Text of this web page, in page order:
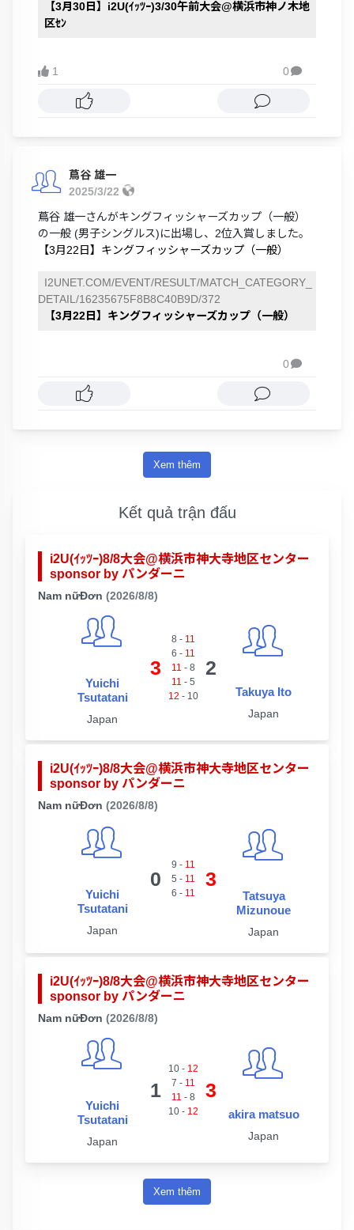
【3月30日】i2U(ｲｯﾂｰ)3/30午前大会@横浜市神ノ木地
区ｾﾝ
1 0
蔦谷 雄一
2025/3/22
蔦谷 雄一さんがキングフィッシャーズカップ（一般）
の一般 (男子シングルス)に出場し、2位入賞しました。
【3月22日】キングフィッシャーズカップ（一般）
I2UNET.COM/EVENT/RESULT/MATCH_CATEGORY_
DETAIL/16235675F8B8C40B9D/372
【3月22日】キングフィッシャーズカップ（一般）
0
Xem thêm
Kết quả trận đấu
i2U(ｲｯﾂｰ)8/8大会@横浜市神大寺地区センター
sponsor by パンダーニ
Nam nữĐơn (2026/8/8)
Yuichi
Tsutatani
Japan
3
8 - 11
6 - 11
11 - 8
11 - 5
12 - 10
2
Takuya Ito
Japan
i2U(ｲｯﾂｰ)8/8大会@横浜市神大寺地区センター
sponsor by パンダーニ
Nam nữĐơn (2026/8/8)
Yuichi
Tsutatani
Japan
0
9 - 11
5 - 11
6 - 11
3
Tatsuya
Mizunoue
Japan
i2U(ｲｯﾂｰ)8/8大会@横浜市神大寺地区センター
sponsor by パンダーニ
Nam nữĐơn (2026/8/8)
Yuichi
Tsutatani
Japan
1
10- 12
7 - 11
11 - 8
10- 12
3
akira matsuo
Japan
Xem thêm